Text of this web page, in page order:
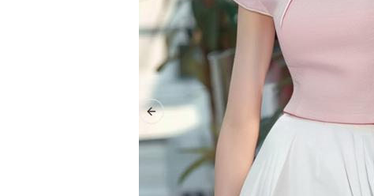
Previous slide